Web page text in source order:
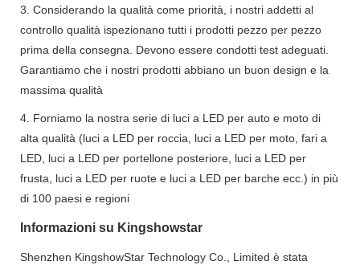
3. Considerando la qualità come priorità, i nostri addetti al
controllo qualità ispezionano tutti i prodotti pezzo per pezzo
prima della consegna. Devono essere condotti test adeguati.
Garantiamo che i nostri prodotti abbiano un buon design e la
massima qualità
4. Forniamo la nostra serie di luci a LED per auto e moto di
alta qualità (luci a LED per roccia, luci a LED per moto, fari a
LED, luci a LED per portellone posteriore, luci a LED per
frusta, luci a LED per ruote e luci a LED per barche ecc.) in più
di 100 paesi e regioni
Informazioni su Kingshowstar
Shenzhen KingshowStar Technology Co., Limited è stata